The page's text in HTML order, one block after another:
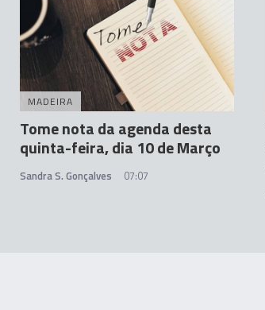
MADEIRA
Tome nota da agenda desta
quinta-feira, dia 10 de Março
Sandra S. Gonçalves 07:07